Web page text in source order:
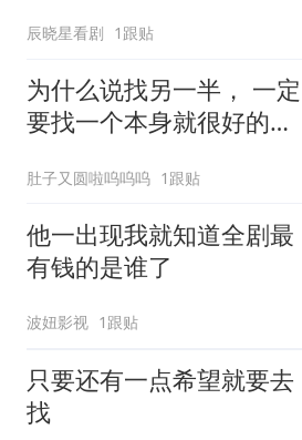
辰晓星看剧 1跟贴
为什么说找另一半， 一定
要找一个本身就很好的
人？
肚子又圆啦呜呜呜 1跟贴
他一出现我就知道全剧最
有钱的是谁了
波妞影视 1跟贴
只要还有一点希望就要去
找